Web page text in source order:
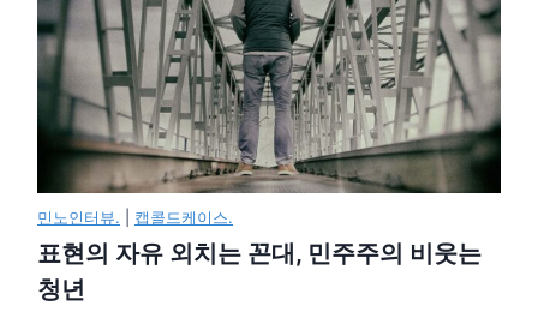
민노인터뷰. 캡콜드케이스.
표현의 자유 외치는 꼰대, 민주주의 비웃는
청년